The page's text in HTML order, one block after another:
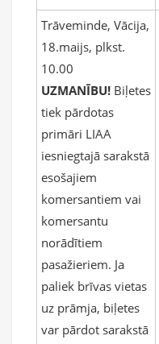
Trāveminde, Vācija,
18.maijs, plkst.
10.00
UZMANĪBU! Biļetes
tiek pārdotas
primāri LIAA
iesniegtajā sarakstā
esošajiem
komersantiem vai
komersantu
norādītiem
pasažieriem. Ja
paliek brīvas vietas
uz prāmja, biļetes
var pārdot sarakstā